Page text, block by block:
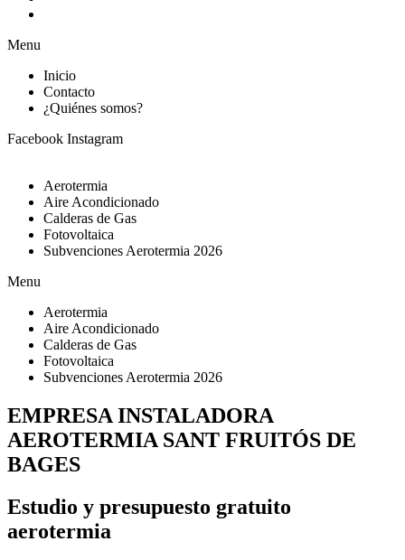
Menu
Inicio
Contacto
¿Quiénes somos?
Facebook Instagram
Aerotermia
Aire Acondicionado
Calderas de Gas
Fotovoltaica
Subvenciones Aerotermia 2026
Menu
Aerotermia
Aire Acondicionado
Calderas de Gas
Fotovoltaica
Subvenciones Aerotermia 2026
EMPRESA INSTALADORA
AEROTERMIA SANT FRUITÓS DE
BAGES
Estudio y presupuesto gratuito
aerotermia